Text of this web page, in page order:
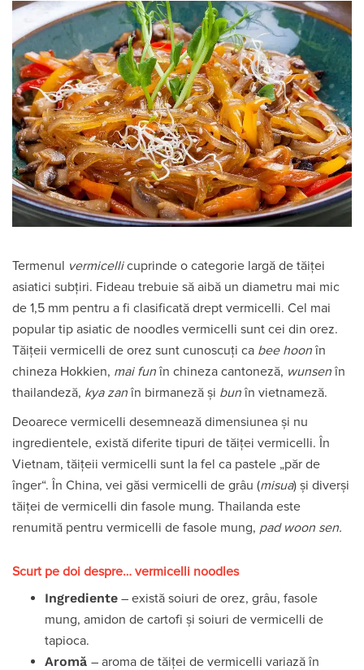
Termenul vermicellicuprinde o categorie largă de tăiței
asiatici subțiri. Fideau trebuie să aibă un diametru mai mic
de 1,5 mm pentru a fi clasificată drept vermicelli. Cel mai
popular tip asiatic de noodles vermicelli sunt cei din orez.
Tăițeii vermicelli de orez sunt cunoscuți ca bee hoon în
chineza Hokkien, mai fun în chineza cantoneză, wunsen în
thailandeză, kya zan în birmaneză și bun în vietnameză.
Deoarece vermicelli desemnează dimensiunea și nu
ingredientele, există diferite tipuri de tăiței vermicelli. În
Vietnam, tăițeii vermicelli sunt la fel ca pastele „păr de
înger“. În China, vei găsi vermicelli de grâu (misua) și diverși
tăiței de vermicelli din fasole mung. Thailanda este
renumită pentru vermicelli de fasole mung, pad woon sen.
Scurt pe doi despre… vermicelli noodles
Ingrediente – există soiuri de orez, grâu, fasole
mung, amidon de cartofi și soiuri de vermicelli de
tapioca.
Aromă – aroma de tăiței de vermicelli variază în